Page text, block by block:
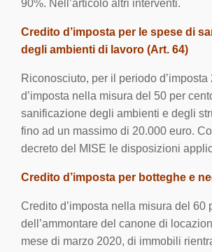
90%. Nell’articolo altri interventi.
Credito d’imposta per le spese di
degli ambienti di lavoro (Art. 64)
Riconosciuto, per il periodo
d’imposta nella misura del 50 per
sanificazione degli ambienti e degli
fino ad un massimo di 20.000 euro.
decreto del MISE le disposizioni
Credito d’imposta per botteghe e
Credito d’imposta nella misura del 60
dell’ammontare del canone di
mese di marzo 2020, di immobili